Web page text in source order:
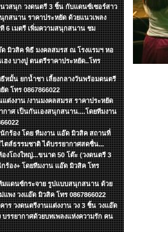
วสนุก วงดนตรี 3 ชิ้น กับแดนซ์เซอร์สาว
กสนาน ราคาประหยัด ด้วยแนวเพลง
6 เมตรี เพิ่มความสนุกสนาน ชม
ด มิวสิค พิธี มงคลสมรส ณ โรงแรมฯ หอ
ฮง บางปู ดนตรีราคาประหยัด..โทร
หมั้น ยกน้ำชา เลี้ยงกลางวันพร้อมดนตรี
ด โทร 0867866022
ต่งงาน /งานมงคลสมรส ราคาประหยัด
กาศ เป็นกันเองสนุกสนาน....โดยทีมงาน
กร้อง โดย ทีมงาน แอ๊ด มิวสิค สถานที่
ตส์ธรรมชาติ ได้บรรยากาศสดชื่น...
งโถงใหญ่...ขนาด 50 โต๊ะ (วงดนตรี 3
กร้อง+ โดยทีมงาน แอ๊ด มิวสิค โทร
มแดนซ์กระจาย รูปแบบสนุกสนาน ด้วย
พง วงแอ๊ด มิวสิค โทร 0867866022
าร วงดนตรีงานแต่งงาน วง 3 ชิ้น วงแอ๊ด
บรรยากาศด้วยบทเพลงแห่งความรัก คน